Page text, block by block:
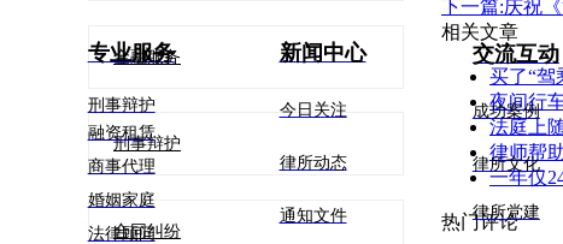
金融服务
刑事辩护
合同纠纷
下一篇:庆祝
相关文章
买了“驾
夜间行
法庭上
律师帮
一年仅
热门评论
专业服务
刑事辩护
融资租赁
商事代理
婚姻家庭
法律顾问
新闻中心
今日关注
律所动态
通知文件
交流互动
成功案例
律所文化
律所党建